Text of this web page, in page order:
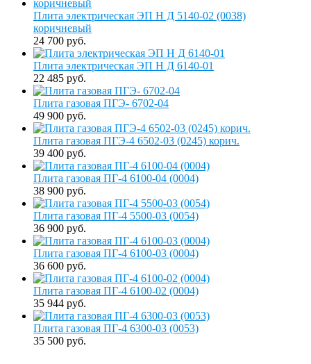
Плита электрическая ЭП Н Д 5140-02 (0038)
коричневый
24 700 руб.
Плита электрическая ЭП Н Д 6140-01
22 485 руб.
Плита газовая ПГЭ- 6702-04
49 900 руб.
Плита газовая ПГЭ-4 6502-03 (0245) корич.
39 400 руб.
Плита газовая ПГ-4 6100-04 (0004)
38 900 руб.
Плита газовая ПГ-4 5500-03 (0054)
36 900 руб.
Плита газовая ПГ-4 6100-03 (0004)
36 600 руб.
Плита газовая ПГ-4 6100-02 (0004)
35 944 руб.
Плита газовая ПГ-4 6300-03 (0053)
35 500 руб.